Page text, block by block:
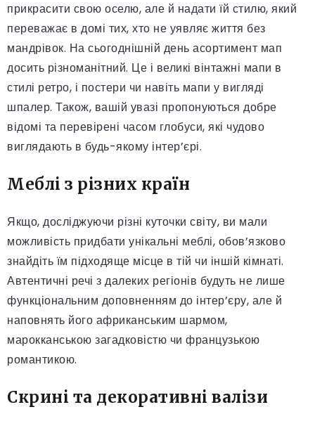
прикрасити свою оселю, але й надати їй стилю, який
переважає в домі тих, хто не уявляє життя без
мандрівок. На сьогоднішній день асортимент мап
досить різноманітний. Це і великі вінтажні мапи в
стилі ретро, і постери чи навіть мапи у вигляді
шпалер. Також, вашій увазі пропонуються добре
відомі та перевірені часом глобуси, які чудово
виглядають в будь-якому інтер’єрі.
Меблі з різних країн
Якщо, досліджуючи різні куточки світу, ви мали
можливість придбати унікальні меблі, обов’язково
знайдіть їм підходяще місце в тій чи іншій кімнаті.
Автентичні речі з далеких регіонів будуть не лише
функціональним доповненням до інтер’єру, але й
наповнять його африканським шармом,
марокканською загадковістю чи французькою
романтикою.
Скрині та декоративні валізи